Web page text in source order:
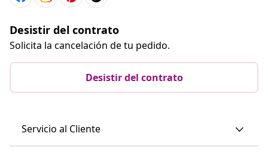
Desistir del contrato
Solicita la cancelación de tu pedido.
Desistir del contrato
Servicio al Cliente